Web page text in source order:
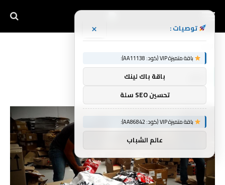
توصيات : ×
باقة متميزة VIP (كود: AA11138):
باقة باك لينك
تحسين SEO سلة
باقة متميزة VIP (كود: AA86842):
عالم الشباب